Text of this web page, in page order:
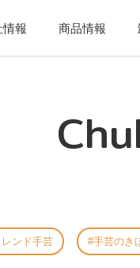
情報 商品情報
ンド手芸 手芸のき